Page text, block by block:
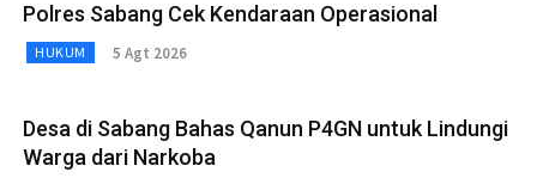
Polres Sabang Cek Kendaraan Operasional
HUKUM 5 Agt 2026
Desa di Sabang Bahas Qanun P4GN untuk Lindungi
Warga dari Narkoba